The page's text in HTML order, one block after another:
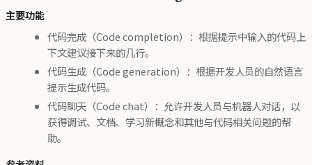
主要功能
代码完成（Code completion）：根据提示中输入的代码上
下文建议接下来的几行。
代码生成（Code generation）：根据开发人员的自然语言
提示生成代码。
代码聊天（Code chat）：允许开发人员与机器人对话，以
获得调试、文档、学习新概念和其他与代码相关问题的帮
助。